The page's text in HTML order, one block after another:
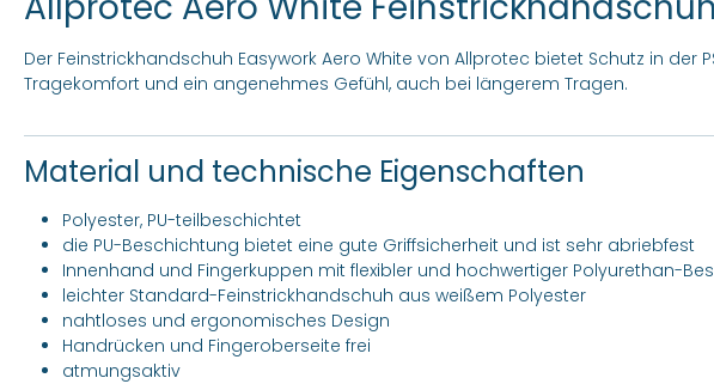
Der Feinstrickhandschuh Easywork Aero White von Allprotec bietet Schutz in der
Tragekomfort und ein angenehmes Gefühl, auch bei längerem Tragen.
Material und technische Eigenschaften
Polyester, PU-teilbeschichtet
die PU-Beschichtung bietet eine gute Griffsicherheit und ist sehr abriebfest
Innenhand und Fingerkuppen mit flexibler und hochwertiger Polyurethan-
leichter Standard-Feinstrickhandschuh aus weißem Polyester
nahtloses und ergonomisches Design
Handrücken und Fingeroberseite frei
atmungsaktiv